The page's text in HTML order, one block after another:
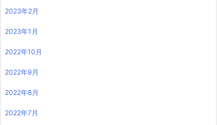
2023年2月
2023年1月
2022年10月
2022年9月
2022年8月
2022年7月